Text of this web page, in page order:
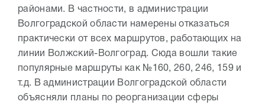
районами. В частности, в администрации
Волгоградской области намерены отказаться
практически от всех маршрутов, работающих на
линии Волжский-Волгоград. Сюда вошли такие
популярные маршруты как №160, 260, 246, 159 и
т.д. В администрации Волгоградской области
объясняли планы по реорганизации сферы